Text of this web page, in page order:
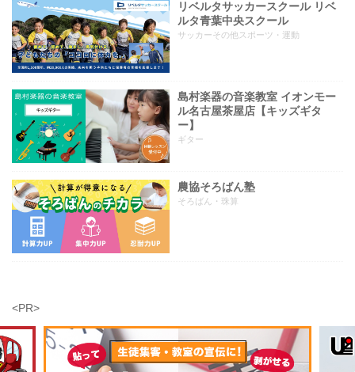
リベルタサッカースクール リベ
ルタ青葉中央スクール
サッカーその他スポーツ・運動
島村楽器の音楽教室 イオンモー
ル名古屋茶屋店【キッズギタ
ー】
ギター
農協そろばん塾
そろばん・珠算
<PR>